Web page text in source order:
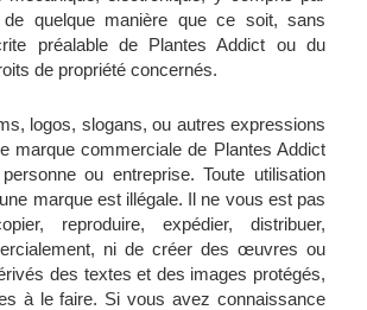
de quelque manière que ce soit, sans
préalable de Plantes Addict ou du
de propriété concernés.
logos, slogans, ou autres expressions
marque commerciale de Plantes Addict
ou entreprise. Toute utilisation
marque est illégale. Il ne vous est pas
reproduire, expédier, distribuer,
ni de créer des œuvres ou
des textes et des images protégés,
à le faire. Si vous avez connaissance